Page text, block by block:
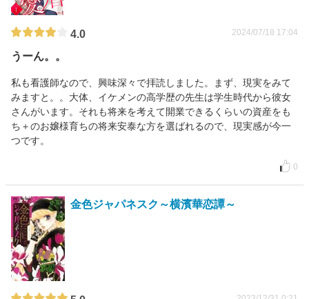
4.0 2024/07/18 17:04
うーん。。
私も看護師なので、興味深々で拝読しました。まず、現実をみて
みますと。。大体、イケメンの高学歴の先生は学生時代から彼女
さんがいます。それも将来を考えて開業できるくらいの資産をも
ち＋のお嬢様育ちの将来安泰な方を選ばれるので、現実感が今一
つです。
0
金色ジャパネスク～横濱華恋譚～